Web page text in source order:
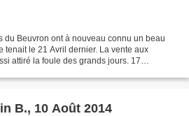
du Beuvron ont à nouveau connu un beau
tenait le 21 Avril dernier. La vente aux
attiré la foule des grands jours. 17
B., 10 Août 2014